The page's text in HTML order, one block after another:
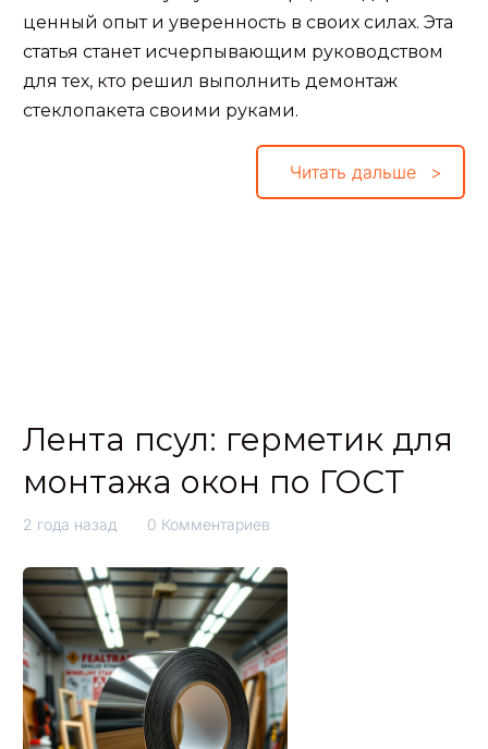
ценный опыт и уверенность в своих силах. Эта
статья станет исчерпывающим руководством
для тех, кто решил выполнить демонтаж
стеклопакета своими руками.
Читать дальше
Лента псул: герметик для
монтажа окон по ГОСТ
2 года назад 0 Комментариев